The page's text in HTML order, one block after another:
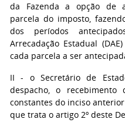
da Fazenda a opção de
parcela do imposto,
dos períodos
Arrecadação Estadual
cada parcela a ser
II - o Secretário de
despacho, o recebimento
constantes do inciso
que trata o artigo 2º deste